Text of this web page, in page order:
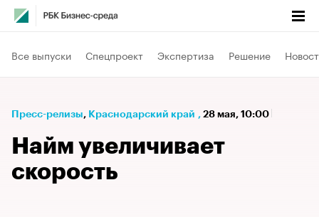
Все выпуски Спецпроект Экспертиза Решение
Пресс-релизы⁠, Краснодарский край , 28 мая, 10:00
Найм увеличивает
скорость